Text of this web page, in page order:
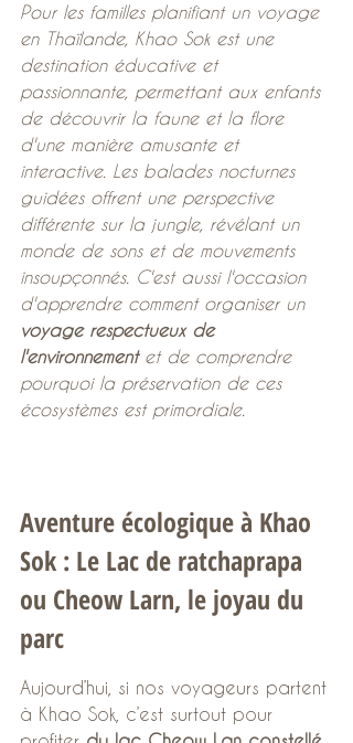
Pour les familles planifiant un voyage
en Thaïlande, Khao Sok est une
destination éducative et
passionnante, permettant aux enfants
de découvrir la faune et la flore
d'une manière amusante et
interactive. Les balades nocturnes
guidées offrent une perspective
différente sur la jungle, révélant un
monde de sons et de mouvements
insoupçonnés. C'est aussi l'occasion
d'apprendre comment organiser un
voyage respectueux de
l'environnement et de comprendre
pourquoi la préservation de ces
écosystèmes est primordiale.
Aventure écologique à Khao
Sok : Le Lac de ratchaprapa
ou Cheow Larn, le joyau du
parc
Aujourd’hui, si nos voyageurs partent
à Khao Sok, c’est surtout pour